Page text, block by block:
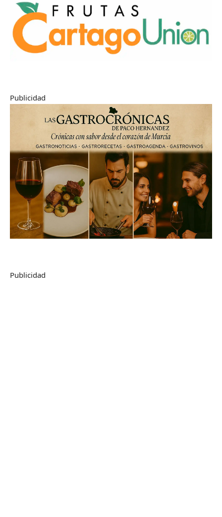
Publicidad
Publicidad